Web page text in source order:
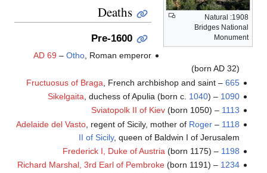
1908: Natural
Bridges National
Monument
Deaths
Pre-1600
AD 69 –Otho , Roman emperor
(born AD 32)
665
–
Fructuosus of Braga , French archbishop and saint
1090
–
Sikelgaita , duchess of Apulia (born c. 1040)
1113
–
Sviatopolk II of Kiev(born 1050)
1118
–
Adelaide del Vasto, regent of Sicily, mother of Roger
II of Sicily, queen of Baldwin I of Jerusalem
1198
–
Frederick I, Duke of Austria (born 1175)
1234
–
Richard Marshal, 3rd Earl of Pembroke(born 1191)